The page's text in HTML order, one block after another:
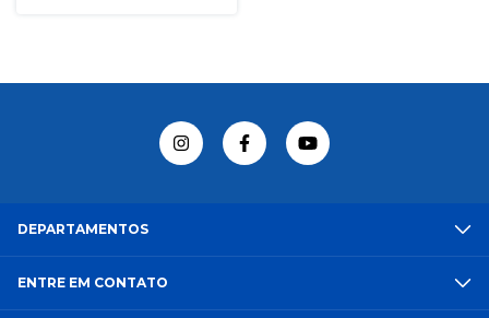
DEPARTAMENTOS
ENTRE EM CONTATO